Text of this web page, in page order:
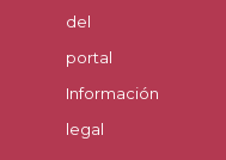
del
portal
Información
legal